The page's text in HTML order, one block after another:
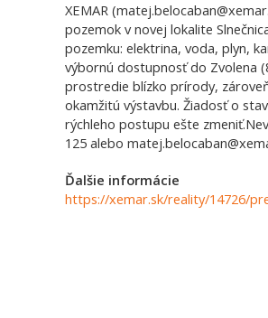
XEMAR
pozemok v novej lokalite
pozemku: elektrina, voda, plyn,
výbornú dostupnosť do Zvolena
prostredie blízko prírody,
okamžitú výstavbu. Žiadosť o
rýchleho postupu ešte
125 alebo
Ďalšie informácie
https://xemar.sk/reality/14726/